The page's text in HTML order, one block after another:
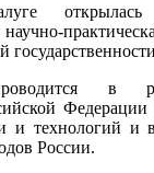
открылась
в
и технологий и
России.